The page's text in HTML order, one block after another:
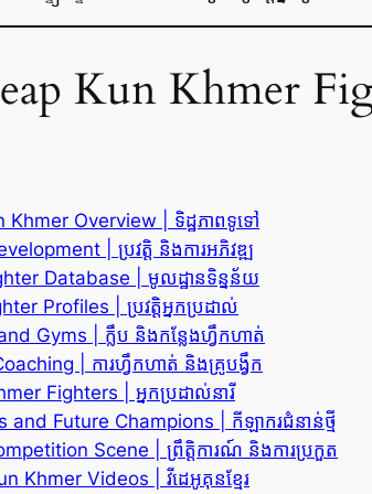
Kun Khmer
Khmer Overview | ទិដ្ឋភាពទូទៅ
| ប្រវត្តិ និងការអភិវឌ្ឍ
Database | មូលដ្ឋានទិន្នន័យ
Profiles | ប្រវត្តិអ្នកប្រដាល់
Gyms | ក្លឹប និងកន្លែងហ្វឹកហាត់
| ការហ្វឹកហាត់ និងគ្រូបង្វឹក
Fighters | អ្នកប្រដាល់នារី
and Future Champions | កីឡាករជំនាន់ថ្មី
Scene | ព្រឹត្តិការណ៍ និងការប្រកួត
Khmer Videos | វីដេអូគុនខ្មែរ